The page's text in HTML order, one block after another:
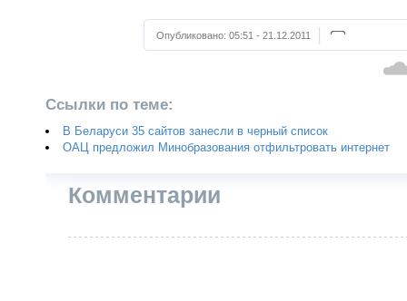
Опубликовано: 05:51 - 21.12.2011
Ссылки по теме:
В Беларуси 35 сайтов занесли в черный список
ОАЦ предложил Минобразования отфильтровать интернет
Комментарии